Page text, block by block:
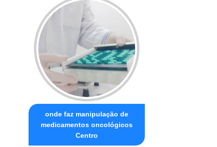
onde faz manipulação de
medicamentos oncológicos
Centro